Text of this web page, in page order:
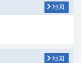
地図
地図